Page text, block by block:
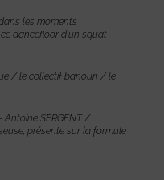
les moments
dancefloor d’un squat
/ le collectif banoun / le
Antoine SERGENT /
présente sur la formule